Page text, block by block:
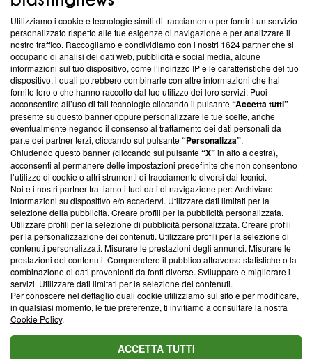
Questa sezione offre informazioni trasparenti su Blasting
News, sui nostri processi editoriali e su come ci impegniamo a
creare news di qualità. Inoltre, afferma la nostra aderenza a
‘Trust Project - News with Integrity’Blasting News non è
ancora membro del programma, ma ha richiesto di farne
parte; Trust Project non ha ancora effettuato una verifica di
conformità agli standard.
Su di noi
Team editoriale
Corporate
Redazione
Informativa Privacy
Cookie Policy
Blasting SA, IDI CHE-247.845.224, Via Carlo Frasca, 3 - 6900
Lugano (Svizzera) Tel:+39 0690258937
© 2026 Blasting News
Utilizziamo i cookie e tecnologie simili di tracciamento per fornirti un servizio
personalizzato rispetto alle tue esigenze di navigazione e per analizzare il
nostro traffico. Raccogliamo e condividiamo con i nostri 1624partner che si
occupano di analisi dei dati web, pubblicità e social media, alcune
informazioni sul tuo dispositivo, come l’indirizzo IP e le caratteristiche del tuo
dispositivo, i quali potrebbero combinarle con altre informazioni che hai
fornito loro o che hanno raccolto dal tuo utilizzo dei loro servizi. Puoi
acconsentire all’uso di tali tecnologie cliccando il pulsante“Accetta tutti”
presente su questo banner oppure personalizzare le tue scelte, anche
eventualmente negando il consenso al trattamento dei dati personali da
parte dei partner terzi, cliccando sul pulsante“Personalizza”.
Chiudendo questo banner (cliccando sul pulsante“X”in alto a destra),
acconsenti al permanere delle impostazioni predefinite che non consentono
l’utilizzo di cookie o altri strumenti di tracciamento diversi dai tecnici.
Noi e i nostri partner trattiamo i tuoi dati di navigazione per: Archiviare
informazioni su dispositivo e/o accedervi. Utilizzare dati limitati per la
selezione della pubblicità. Creare profili per la pubblicità personalizzata.
Utilizzare profili per la selezione di pubblicità personalizzata. Creare profili
per la personalizzazione dei contenuti. Utilizzare profili per la selezione di
contenuti personalizzati. Misurare le prestazioni degli annunci. Misurare le
prestazioni dei contenuti. Comprendere il pubblico attraverso statistiche o la
combinazione di dati provenienti da fonti diverse. Sviluppare e migliorare i
servizi. Utilizzare dati limitati per la selezione dei contenuti.
Per conoscere nel dettaglio quali cookie utilizziamo sul sito e per modificare,
in qualsiasi momento, le tue preferenze, ti invitiamo a consultare la nostra
Cookie Policy.
ACCETTA TUTTI